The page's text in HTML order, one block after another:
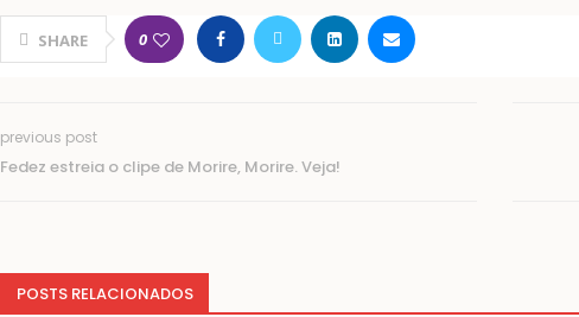
SHARE 0
previous post
Fedez estreia o clipe de Morire, Morire. Veja!
POSTS RELACIONADOS